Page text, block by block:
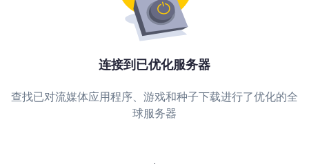
连接到已优化服务器
查找已对流媒体应用程序、游戏和种子下载进行了优化的全
球服务器